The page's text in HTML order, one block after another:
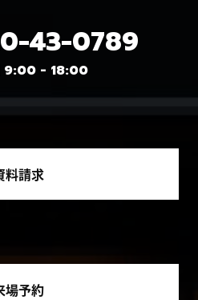
43-0789
9:00 - 18:00
料請求
場予約